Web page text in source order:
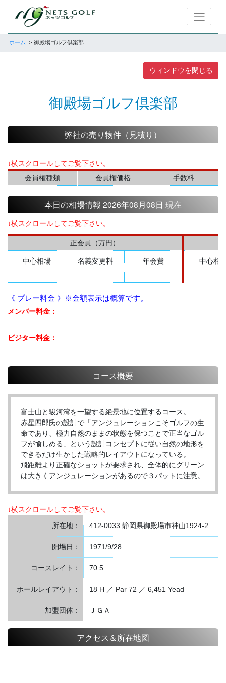
ホーム 御殿場ゴルフ倶楽部
ウィンドウを閉じる
御殿場ゴルフ倶楽部
弊社の売り物件（見積り）
↓横スクロールしてご覧下さい。
会員権種類
会員権価格 手数料
本日の相場情報 2026年08月08日 現在
↓横スクロールしてご覧下さい。
正会員（万円）
中心相場 名義変更料 年会費 中心相
《 プレー料金 》※金額表示は概算です。
メンバー料金：
ビジター料金：
コース概要
富士山と駿河湾を一望する絶景地に位置するコース。
赤星四郎氏の設計で「アンジュレーションこそゴルフの生
命であり、極力自然のままの状態を保つことで正当なゴル
フが愉しめる」という設計コンセプトに従い自然の地形を
できるだけ生かした戦略的レイアウトになっている。
飛距離より正確なショットが要求され、全体的にグリーン
は大きくアンジュレーションがあるので３パットに注意。
↓横スクロールしてご覧下さい。
所在地：
412-0033 静岡県御殿場市神山1924-2
開場日： 1971/9/28
コースレイト： 70.5
ホールレイアウト： 18 H ／ Par 72 ／ 6,451 Yead
加盟団体： ＪＧＡ
アクセス＆所在地図